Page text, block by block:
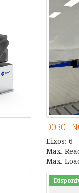
DOBOT
Eixos: 6
Max.
Max.